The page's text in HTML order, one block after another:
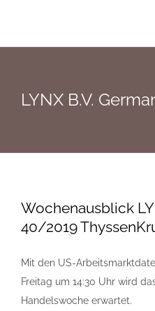
LYNX B.V.
Wochenausblick
40/2019
Mit den US-
Freitag um 14:30 Uhr wird
Handelswoche erwartet.